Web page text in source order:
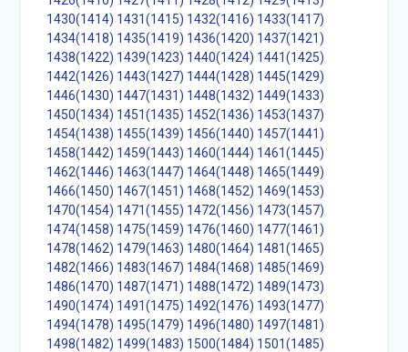
1430(1414) 1431(1415) 1432(1416) 1433(1417)
1434(1418) 1435(1419) 1436(1420) 1437(1421)
1438(1422) 1439(1423) 1440(1424) 1441(1425)
1442(1426) 1443(1427) 1444(1428) 1445(1429)
1446(1430) 1447(1431) 1448(1432) 1449(1433)
1450(1434) 1451(1435) 1452(1436) 1453(1437)
1454(1438) 1455(1439) 1456(1440) 1457(1441)
1458(1442) 1459(1443) 1460(1444) 1461(1445)
1462(1446) 1463(1447) 1464(1448) 1465(1449)
1466(1450) 1467(1451) 1468(1452) 1469(1453)
1470(1454) 1471(1455) 1472(1456) 1473(1457)
1474(1458) 1475(1459) 1476(1460) 1477(1461)
1478(1462) 1479(1463) 1480(1464) 1481(1465)
1482(1466) 1483(1467) 1484(1468) 1485(1469)
1486(1470) 1487(1471) 1488(1472) 1489(1473)
1490(1474) 1491(1475) 1492(1476) 1493(1477)
1494(1478) 1495(1479) 1496(1480) 1497(1481)
1498(1482) 1499(1483) 1500(1484) 1501(1485)